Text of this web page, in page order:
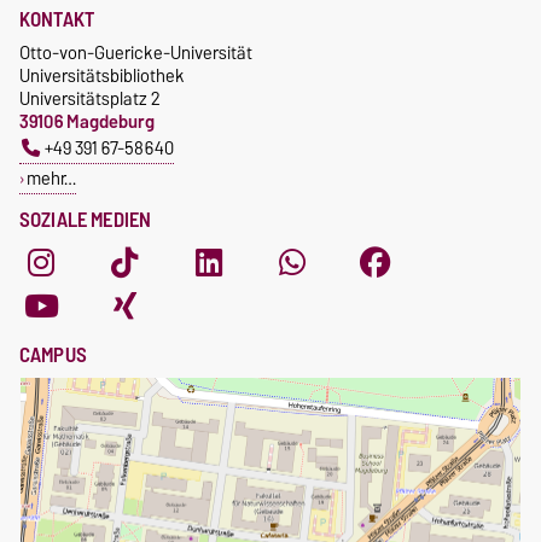
SOZIALE MEDIEN
KONTAKT
Otto-von-Guericke-Universität
Universitätsbibliothek
Universitätsplatz 2
39106 Magdeburg
+49 391 67-58640
mehr…
CAMPUS